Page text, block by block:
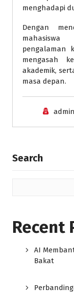
menghadapi
Dengan
mahasiswa
pengalaman
mengasah
akademik,
masa depan.
admin
Search
Recent
AI
Bakat